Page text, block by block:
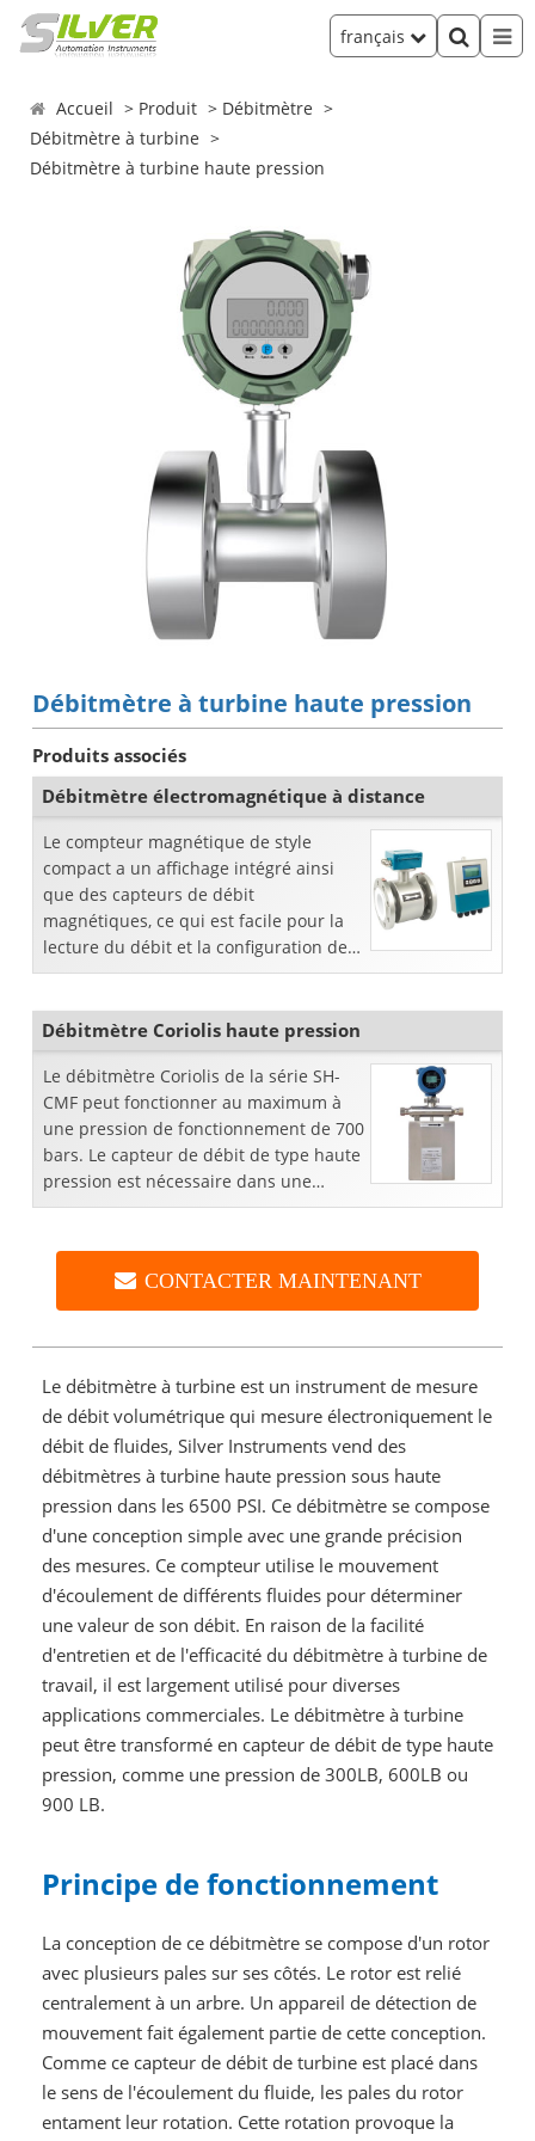
français
Accueil Produit
Débitmètre
Débitmètre à turbine
Débitmètre à turbine haute pression
Débitmètre à turbine haute pression
Produits associés
Débitmètre électromagnétique à distance
Le compteur magnétique de style
compact a un affichage intégré ainsi
que des capteurs de débit
magnétiques, ce qui est facile pour la
lecture du débit et la configuration des
paramètres. Il est généralement utilisé
Débitmètre Coriolis haute pression
Le débitmètre Coriolis de la série SH-
CMF peut fonctionner au maximum à
une pression de fonctionnement de 700
bars. Le capteur de débit de type haute
pression est nécessaire dans une
station d'injection chimique ou de
CONTACTER MAINTENANT
Le débitmètre à turbine est un instrument de mesure
de débit volumétrique qui mesure électroniquement le
débit de fluides, Silver Instruments vend des
débitmètres à turbine haute pression sous haute
pression dans les 6500 PSI. Ce débitmètre se compose
d'une conception simple avec une grande précision
des mesures. Ce compteur utilise le mouvement
d'écoulement de différents fluides pour déterminer
une valeur de son débit. En raison de la facilité
d'entretien et de l'efficacité du débitmètre à turbine de
travail, il est largement utilisé pour diverses
applications commerciales. Le débitmètre à turbine
peut être transformé en capteur de débit de type haute
pression, comme une pression de 300LB, 600LB ou
900 LB.
Principe de fonctionnement
La conception de ce débitmètre se compose d'un rotor
avec plusieurs pales sur ses côtés. Le rotor est relié
centralement à un arbre. Un appareil de détection de
mouvement fait également partie de cette conception.
Comme ce capteur de débit de turbine est placé dans
le sens de l'écoulement du fluide, les pales du rotor
entament leur rotation. Cette rotation provoque la